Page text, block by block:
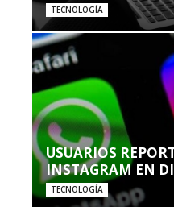
TECNOLOGÍA
USUARIOS
INSTAGRAM EN
TECNOLOGÍA